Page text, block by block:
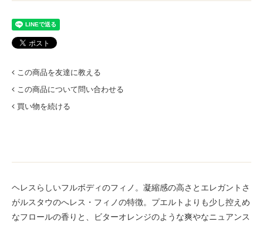
この商品を友達に教える
この商品について問い合わせる
買い物を続ける
ヘレスらしいフルボディのフィノ。凝縮感の高さとエレガントさ
がルスタウのへレス・フィノの特徴。プエルトよりも少し控えめ
なフロールの香りと、ビターオレンジのような爽やなニュアンス